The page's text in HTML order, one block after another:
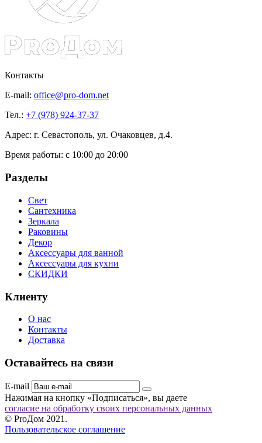
Контакты
E-mail: office@pro-dom.net
Тел.: +7 (978) 924-37-37
Адрес: г. Севастополь, ул. Очаковцев, д.4.
Время работы: с 10:00 до 20:00
Разделы
Свет
Сантехника
Зеркала
Раковины
Декор
Аксессуары для ванной
Аксессуары для кухни
СКИДКИ
Клиенту
О нас
Контакты
Доставка
Оставайтесь на связи
E-mail
Нажимая на кнопку «Подписаться», вы даете
согласие на обработку своих персональных данных
© ProДом 2021.
Пользовательское соглашение